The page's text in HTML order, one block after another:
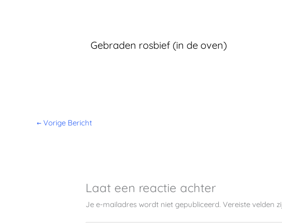
Gebraden rosbief (in de oven)
← Vorige Bericht
Laat een reactie achter
Je e-mailadres wordt niet gepubliceerd. Vereiste velden